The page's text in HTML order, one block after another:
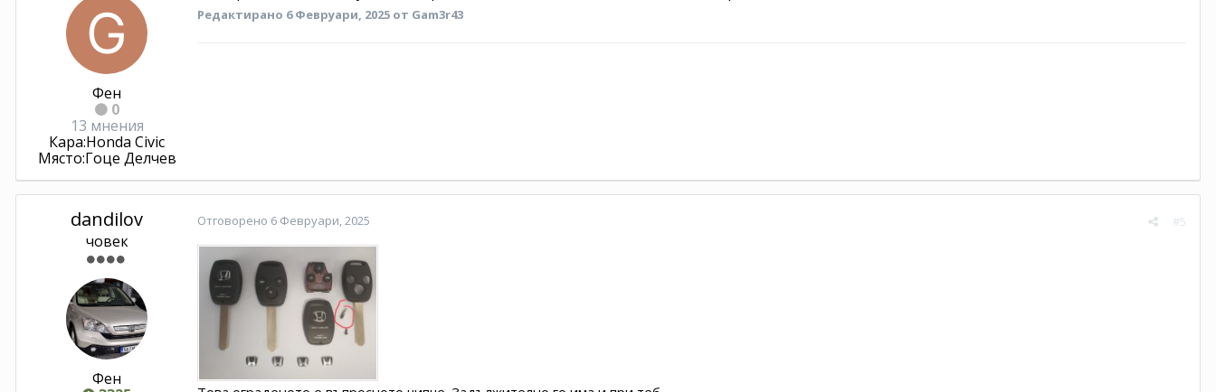
Фен
0
13 мнения
Кара:Honda Civic
Място:Гоце Делчев
Редактирано 6 Февруари, 2025 от Gam3r43
dandilov
човек
Фен
#5
Отговорено 6 Февруари, 2025